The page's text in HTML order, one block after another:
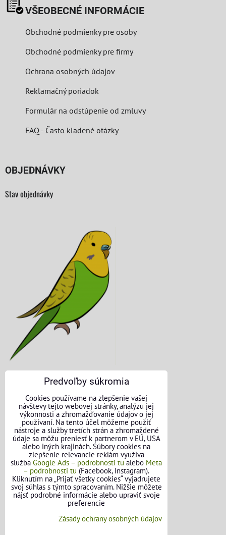
VŠEOBECNÉ INFORMÁCIE
Obchodné podmienky pre osoby
Obchodné podmienky pre firmy
Ochrana osobných údajov
Reklamačný poriadok
Formulár na odstúpenie od zmluvy
FAQ - Často kladené otázky
OBJEDNÁVKY
Stav objednávky
KONTAKTNÉ ÚDAJE
O nás
Kontakt
Požičovňa náradia
Názory našich zákazníkov
Mapa stránok
SLEDUJTE NÁS
Predvoľby súkromia
Cookies používame na zlepšenie vašej
návštevy tejto webovej stránky, analýzu jej
výkonnosti a zhromažďovanie údajov o jej
používaní. Na tento účel môžeme použiť
nástroje a služby tretích strán a zhromaždené
údaje sa môžu preniesť k partnerom v EÚ, USA
alebo iných krajinách. Súbory cookies na
zlepšenie relevancie reklám využíva
služba Google Ads – podrobnosti tu alebo Meta
– podrobnosti tu (Facebook, Instagram).
Kliknutím na „Prijať všetky cookies“ vyjadrujete
svoj súhlas s týmto spracovaním. Nižšie môžete
nájsť podrobné informácie alebo upraviť svoje
preferencie
Zásady ochrany osobných údajov